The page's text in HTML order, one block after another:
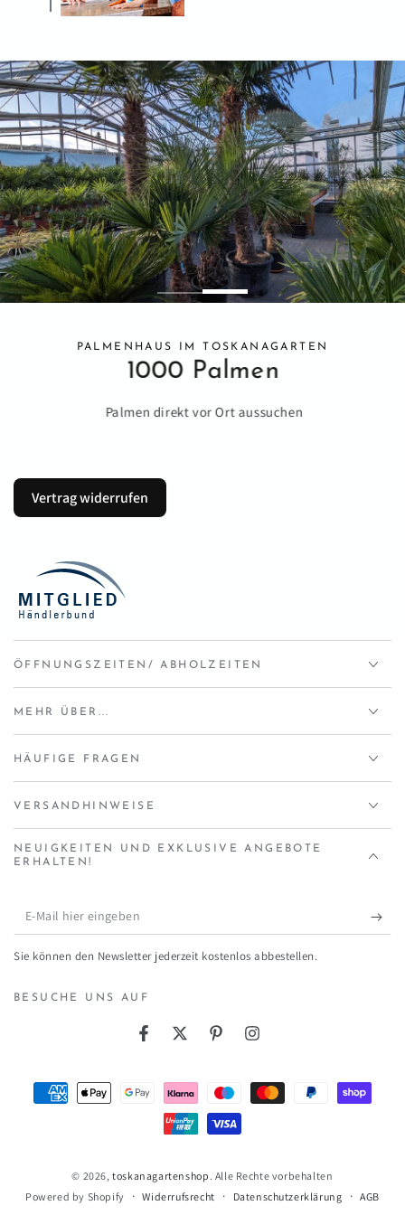
PALMENHAUS IM TOSKANAGARTEN
1000 Palmen
Palmen direkt vor Ort aussuchen
Vertrag widerrufen
ÖFFNUNGSZEITEN/ ABHOLZEITEN
MEHR ÜBER...
HÄUFIGE FRAGEN
VERSANDHINWEISE
NEUIGKEITEN UND EXKLUSIVE ANGEBOTE
ERHALTEN!
E-
Mail
hier
eingeben
Sie können den Newsletter jederzeit kostenlos abbestellen.
BESUCHE UNS AUF
FacebookTwitterPinterestInstagram
© 2026,toskanagartenshop . Alle Rechte vorbehalten
Powered by Shopify
Widerrufsrecht Datenschutzerklärung
AGB
Zahlungsmöglichkeiten